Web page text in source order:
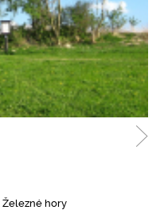
Železné hory